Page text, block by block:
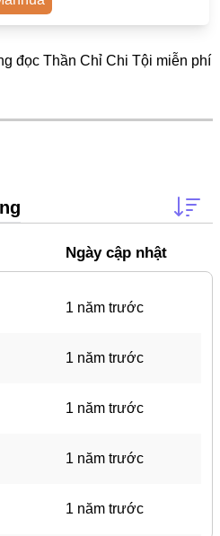
đọc Thần Chỉ Chi Tội miễn phí
Ngày cập nhật
1 năm trước
1 năm trước
1 năm trước
1 năm trước
1 năm trước